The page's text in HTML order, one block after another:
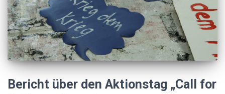
Bericht über den Aktionstag „Call for